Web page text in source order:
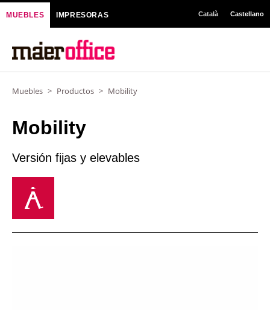
contenido
MUEBLES IMPRESORAS Català Castellano
Muebles > Productos > Mobility
Mobility
Versión fijas y elevables